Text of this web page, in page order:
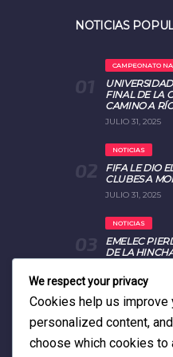
NOTICIAS
CAMPEONATO
FINAL DE LA
CAMINO A
JULIO 31, 2025
NOTICIAS
FIFA LE DIO
CLUBES A
JULIO 31, 2025
NOTICIAS
EMELEC
DE LA
AGOSTO 26, 2025
We respect your privacy
Cookies help us
personalized content,
choose which cookies to